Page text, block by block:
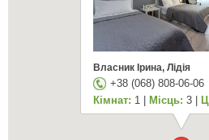
Власник Ірина, Лідія
+38 (068) 808-06-06
Кімнат: 1 |Місць: 3 |